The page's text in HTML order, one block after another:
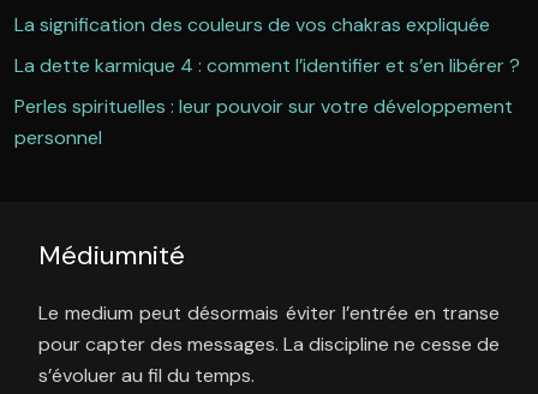
La signification des couleurs de vos chakras expliquée
La dette karmique 4 : comment l’identifier et s’en libérer ?
Perles spirituelles : leur pouvoir sur votre développement
personnel
Médiumnité
Le medium peut désormais éviter l’entrée en transe
pour capter des messages. La discipline ne cesse de
s’évoluer au fil du temps.